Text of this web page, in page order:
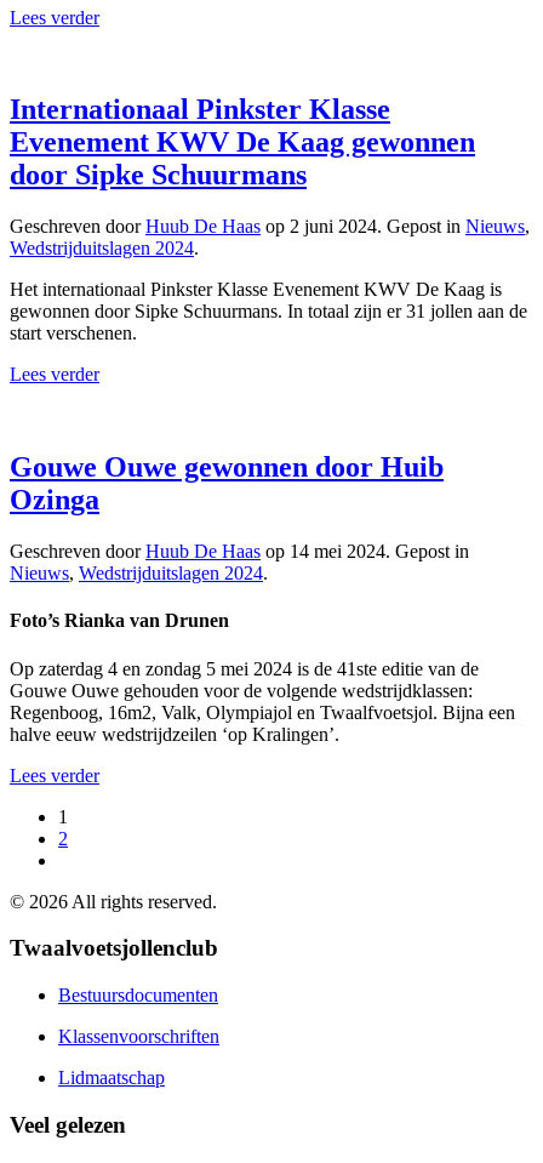
Lees verder
Internationaal Pinkster Klasse
Evenement KWV De Kaag gewonnen
door Sipke Schuurmans
Geschreven doorHuub De Haas op 2 juni 2024. Gepost in Nieuws,
Wedstrijduitslagen 2024.
Het internationaal Pinkster Klasse Evenement KWV De Kaag is
gewonnen door Sipke Schuurmans. In totaal zijn er 31 jollen aan de
start verschenen.
Lees verder
Gouwe Ouwe gewonnen door Huib
Ozinga
Geschreven doorHuub De Haas op 14 mei 2024. Gepost in
Nieuws, Wedstrijduitslagen 2024.
Foto’s Rianka van Drunen
Op zaterdag 4 en zondag 5 mei 2024 is de 41ste editie van de
Gouwe Ouwe gehouden voor de volgende wedstrijdklassen:
Regenboog, 16m2, Valk, Olympiajol en Twaalfvoetsjol. Bijna een
halve eeuw wedstrijdzeilen ‘op Kralingen’.
Lees verder
1
2
© 2026 All rights reserved.
Twaalvoetsjollenclub
Bestuursdocumenten
Klassenvoorschriften
Lidmaatschap
Veel gelezen